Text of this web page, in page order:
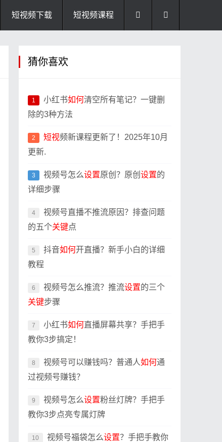
短视频下载 短视频课程
猜你喜欢
1 小红书如何清空所有笔记？一键删
除的3种方法
2 短视频新课程更新了！2025年10月
更新.
3 视频号怎么设置原创？原创 设置的
详细步骤
4
视频号直播不推流原因？排查问题
的五个关键点
5 抖音如何开直播？新手小白的详细
教程
6 视频号怎么推流？推流设置的三个
关键步骤
7 小红书如何直播屏幕共享？手把手
教你3步搞定！
8 视频号可以赚钱吗？普通人如何通
过视频号赚钱？
9 视频号怎么设置粉丝灯牌？手把手
教你3步点亮专属灯牌
10 视频号福袋怎么设置？手把手教你